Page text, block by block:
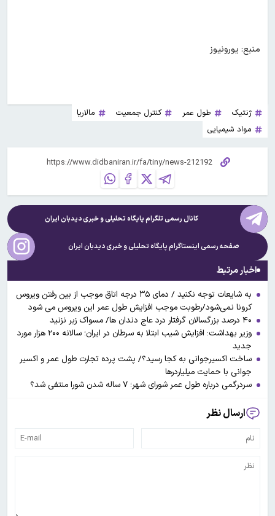
منبع: یورونیوز
ژنتیک طول عمر کنترل جمعیت
مالاریا
مواد شیمیایی
کانال رسمی تلگرام پایگاه تحلیلی و خبریدیدبان ایران
صفحه رسمی اینستاگرام پایگاه تحلیلی و خبریدیدبان ایران
اخبار مرتبط
به شایعات توجه نکنید / دمای ۳۵ درجه اتاق موجب از بین رفتن ویروس
کرونا نمی‌شود/رطوبت موجب افزایش طول عمر این ویروس می شود
۴۰ درصد بزرگسالان گرفتار درد عاج دندان ها/ مسواک زبر نزنید
وزیر بهداشت: افزایش شیب ابتلا به سرطان در ایران؛ سالانه ۲۰۰ هزار مورد
جدید
ساخت اکسیرجوانی به کجا رسید؟/ پشت پرده تجارت طول عمر و اکسیر
جوانی با حمایت میلیاردرها
سردرگمی درباره طول عمر شورای شهر؛ ۷ ساله شدن شورا منتفی شد؟
ارسال نظر